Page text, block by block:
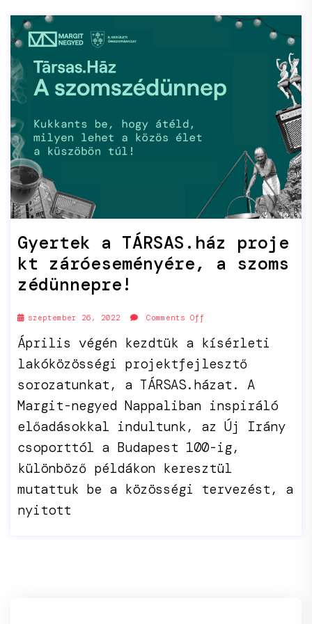
Gyertek a TÁRSAS.ház proje
kt záróeseményére, a szoms
zédünnepre!
szeptember 26, 2022 Comments Off
Április végén kezdtük a kísérleti
lakóközösségi projektfejlesztő
sorozatunkat, a TÁRSAS.házat. A
Margit-negyed Nappaliban inspiráló
előadásokkal indultunk, az Új Irány
csoporttól a Budapest 100-ig,
különböző példákon keresztül
mutattuk be a közösségi tervezést, a
nyitott